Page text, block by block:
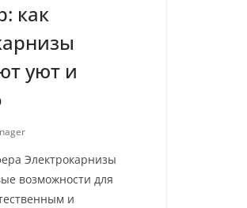
как
уют и
Электрокарнизы
возможности для
и